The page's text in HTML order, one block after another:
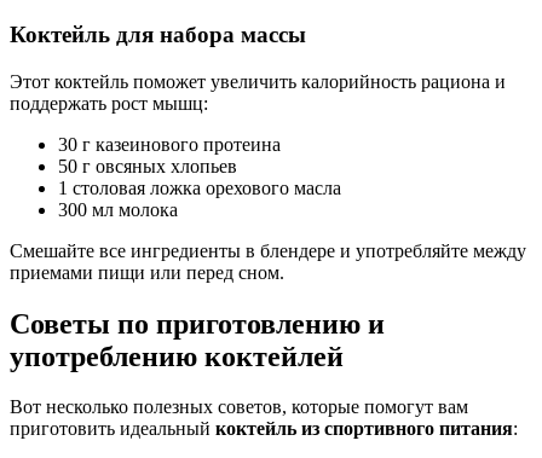
Коктейль для набора массы
Этот коктейль поможет увеличить калорийность рациона и
поддержать рост мышц:
30 г казеинового протеина
50 г овсяных хлопьев
1 столовая ложка орехового масла
300 мл молока
Смешайте все ингредиенты в блендере и употребляйте между
приемами пищи или перед сном.
Советы по приготовлению и
употреблению коктейлей
Вот несколько полезных советов, которые помогут вам
приготовить идеальный коктейль из спортивного питания: